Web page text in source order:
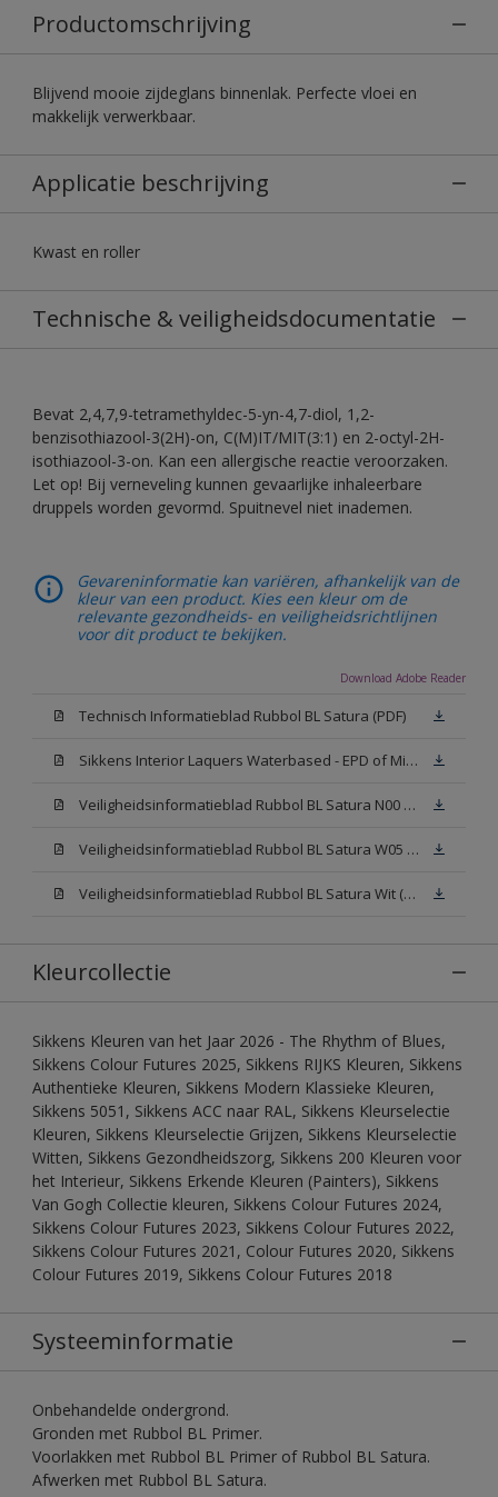
Productomschrijving
Blijvend mooie zijdeglans binnenlak. Perfecte vloei en
makkelijk verwerkbaar.
Applicatie beschrijving
Kwast en roller
Technische & veiligheidsdocumentatie
Bevat 2,4,7,9-tetramethyldec-5-yn-4,7-diol, 1,2-
benzisothiazool-3(2H)-on, C(M)IT/MIT(3:1) en 2-octyl-2H-
isothiazool-3-on. Kan een allergische reactie veroorzaken.
Let op! Bij verneveling kunnen gevaarlijke inhaleerbare
druppels worden gevormd. Spuitnevel niet inademen.
Gevareninformatie kan variëren, afhankelijk van de
kleur van een product. Kies een kleur om de
relevante gezondheids- en veiligheidsrichtlijnen
voor dit product te bekijken.
Download Adobe Reader
Technisch Informatieblad Rubbol BL Satura (PDF)
Sikkens Interior Laquers Waterbased - EPD of Milieuproductverklaring
Veiligheidsinformatieblad Rubbol BL Satura N00 (MSDS)
Veiligheidsinformatieblad Rubbol BL Satura W05 (MSDS)
Veiligheidsinformatieblad Rubbol BL Satura Wit (MSDS)
Kleurcollectie
Sikkens Kleuren van het Jaar 2026 - The Rhythm of Blues,
Sikkens Colour Futures 2025, Sikkens RIJKS Kleuren, Sikkens
Authentieke Kleuren, Sikkens Modern Klassieke Kleuren,
Sikkens 5051, Sikkens ACC naar RAL, Sikkens Kleurselectie
Kleuren, Sikkens Kleurselectie Grijzen, Sikkens Kleurselectie
Witten, Sikkens Gezondheidszorg, Sikkens 200 Kleuren voor
het Interieur, Sikkens Erkende Kleuren (Painters), Sikkens
Van Gogh Collectie kleuren, Sikkens Colour Futures 2024,
Sikkens Colour Futures 2023, Sikkens Colour Futures 2022,
Sikkens Colour Futures 2021, Colour Futures 2020, Sikkens
Colour Futures 2019, Sikkens Colour Futures 2018
Systeeminformatie
Onbehandelde ondergrond.
Gronden met Rubbol BL Primer.
Voorlakken met Rubbol BL Primer of Rubbol BL Satura.
Afwerken met Rubbol BL Satura.